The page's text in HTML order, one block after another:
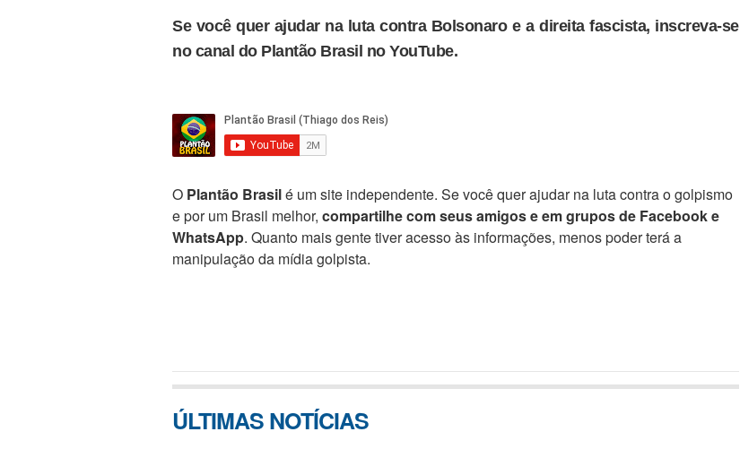
Se você quer ajudar na luta contra Bolsonaro e a direita fascista, inscreva-se
no canal do Plantão Brasil no YouTube.
O Plantão Brasilé um site independente. Se você quer ajudar na luta contra o golpismo
e por um Brasil melhor, compartilhe com seus amigos e em grupos de Facebook e
WhatsApp. Quanto mais gente tiver acesso às informações, menos poder terá a
manipulação da mídia golpista.
ÚLTIMAS NOTÍCIAS